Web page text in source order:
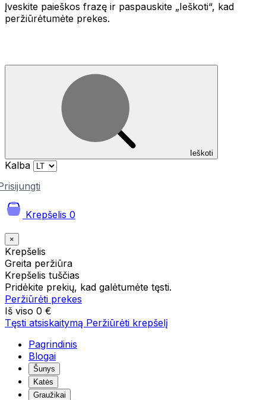
Įveskite paieškos frazę ir paspauskite „Ieškoti“, kad
peržiūrėtumėte prekes.
Ieškoti
Kalba
Krepšelis 0
×
Krepšelis
Greita peržiūra
Krepšelis tuščias
Pridėkite prekių, kad galėtumėte tęsti.
Peržiūrėti prekes
Iš viso 0 €
Tęsti atsiskaitymą Peržiūrėti krepšelį
Pagrindinis
Blogai
Šunys
Katės
Graužikai